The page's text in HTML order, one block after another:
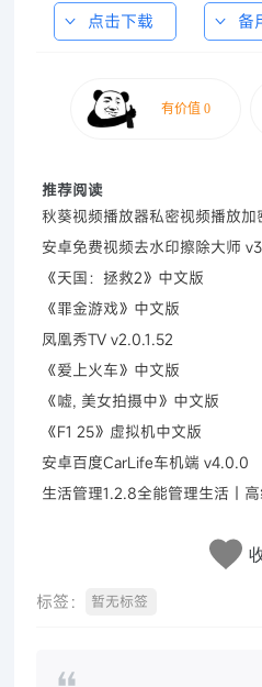
点击下载 备
推荐阅读
秋葵视频播放器私密视频播放加
安卓免费视频去水印擦除大师
《天国：拯救2》中文版
《罪金游戏》中文版
凤凰秀TV v2.0.1.52
《爱上火车》中文版
《嘘, 美女拍摄中》中文版
《F1 25》虚拟机中文版
安卓百度CarLife车机端 v4.0.0
生活管理1.2.8全能管理生活｜
标签： 暂无标签